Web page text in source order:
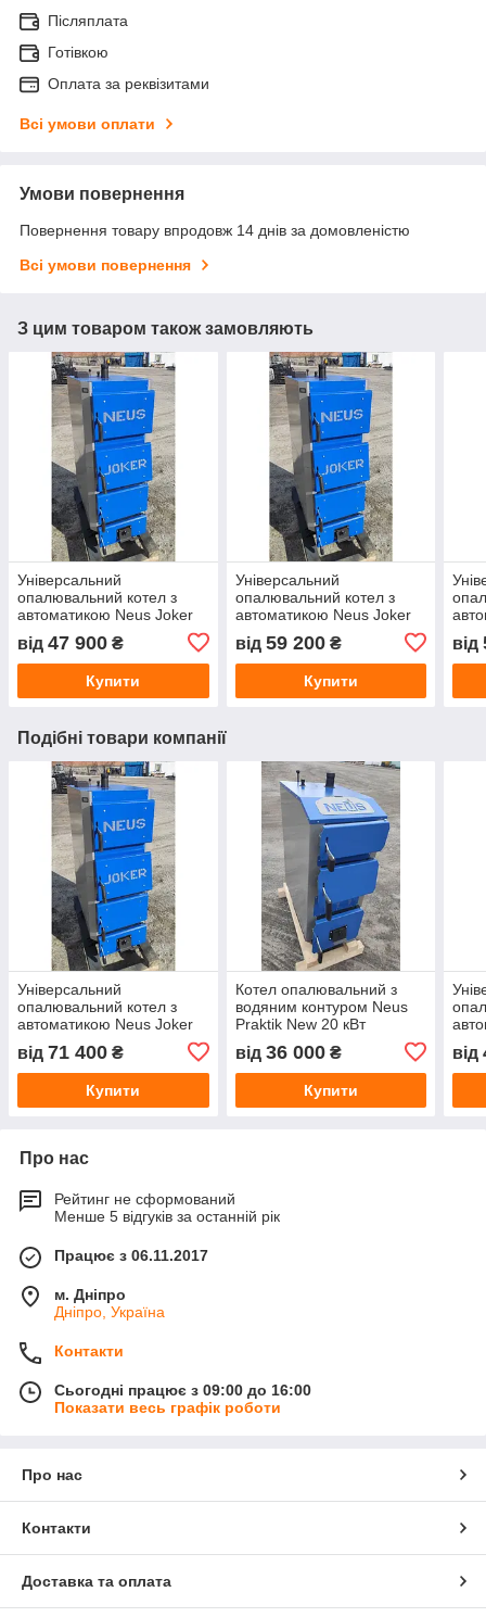
Післяплата
Готівкою
Оплата за реквізитами
Всі умови оплати
Умови повернення
Повернення товару впродовж 14 днів за домовленістю
Всі умови повернення
З цим товаром також замовляють
Універсальний
опалювальний котел з
автоматикою Neus Joker
від 47 900 ₴
Купити
Універсальний
опалювальний котел з
автоматикою Neus Joker
від 59 200₴
Купити
від
Подібні товари компанії
Універсальний
опалювальний котел з
автоматикою Neus Joker
від 71 400 ₴
Купити
Котел опалювальний з
водяним контуром Neus
Praktik New 20 кВт
від 36 000₴
Купити
від
Про нас
Рейтинг не сформований
Менше 5 відгуків за останній рік
Працює з 06.11.2017
м. Дніпро
Дніпро, Україна
Контакти
Сьогодні працює з 09:00 до 16:00
Показати весь графік роботи
Про нас
Контакти
Доставка та оплата